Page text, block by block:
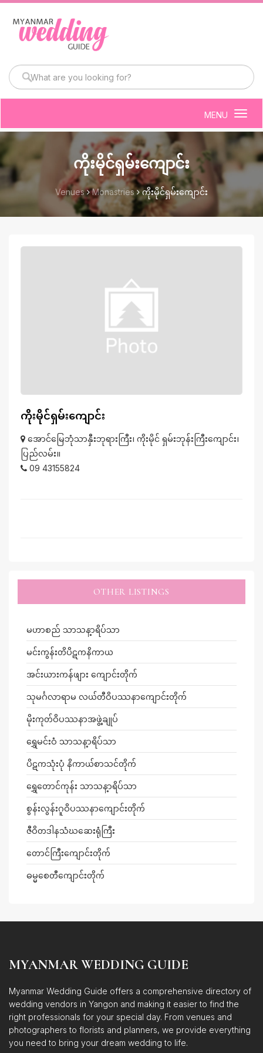
MENU
ကိုးမိုင်ရှမ်းကျောင်း
Venues Monastries ကိုးမိုင်ရှမ်းကျောင်း
ကိုးမိုင်ရှမ်းကျောင်း
အောင်မြေဘုံသာနှီးဘုရားကြီး၊ ကိုးမိုင် ရှမ်းဘုန်းကြီးကျောင်း၊
ပြည်လမ်း။
09 43155824
OTHER LISTINGS
မဟာစည် သာသန့ာရိပ်သာ
မင်းကွန်းတိပိဋကနိကာယ
အင်းယားကန်ဖျား ကျောင်းတိုက်
သုမင်္ဂလာရာမ လယ်တီဝိပဿနာကျောင်းတိုက်
မိုးကုတ်ဝိပဿနာအဖွဲ့ချုပ်
ရွှေမင်းဝံ သာသန့ာရိပ်သာ
ပိဋကသုံးပုံ နိကာယ်စာသင်တိုက်
ရွှေတောင်ကုန်း သာသန့ာရိပ်သာ
စွန်းလွန်းဂူဝိပဿနာကျောင်းတိုက်
ဇီဝိတဒါနသံဃဆေးရုံကြီး
တောင်ကြီးကျောင်းတိုက်
ဓမ္မစေတီကျောင်းတိုက်
MYANMAR WEDDING GUIDE
Myanmar Wedding Guide offers a comprehensive directory of
wedding vendors in Yangon and making it easier to find the
right professionals for your special day. From venues and
photographers to florists and planners, we provide everything
you need to bring your dream wedding to life.